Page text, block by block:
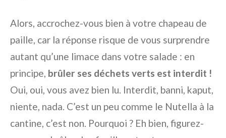
Alors, accrochez-vous bien à votre chapeau de
paille, car la réponse risque de vous surprendre
autant qu’une limace dans votre salade : en
principe, brûler ses déchets verts est interdit !
Oui, oui, vous avez bien lu. Interdit, banni, kaput,
niente, nada. C’est un peu comme le Nutella à la
cantine, c’est non. Pourquoi ? Eh bien, figurez-